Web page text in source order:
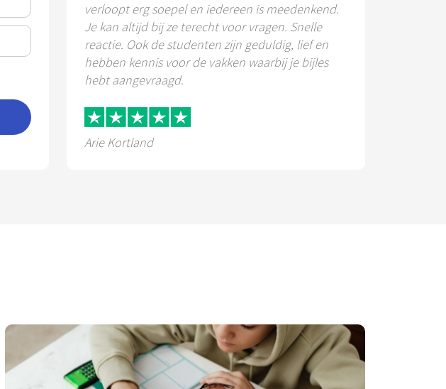
verloopt erg soepel en iedereen is meedenkend.
Je kan altijd bij ze terecht voor vragen. Snelle
reactie. Ook de studenten zijn geduldig, lief en
hebben kennis voor de vakken waarbij je bijles
hebt aangevraagd.
Arie Kortland